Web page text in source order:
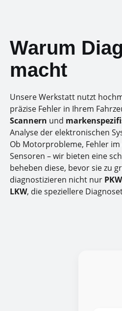
Warum
macht
Unsere Werkstatt nutzt
präzise Fehler in Ihrem
Scannern und
Analyse der elektronischen
Ob Motorprobleme, Fehler
Sensoren – wir bieten eine
beheben diese, bevor sie zu
diagnostizieren nicht nur PKW
LKW, die speziellere